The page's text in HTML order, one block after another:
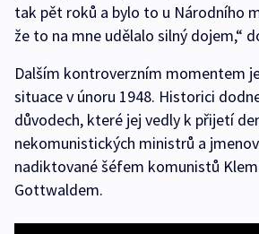
tak pět roků a bylo to u Národního
že to na mne udělalo silný dojem,“
Dalším kontroverzním momentem
situace v únoru 1948. Historici
důvodech, které jej vedly k přijetí
nekomunistických ministrů a
nadiktované šéfem komunistů
Gottwaldem.